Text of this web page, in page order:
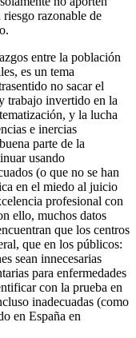
razonable de
entre la población
es un tema
no sacar el
trabajo invertido en la
y la lucha
e inercias
parte de la
usando
(o que no se han
en el miedo al juicio
profesional con
ello, muchos datos
que los centros
que en los públicos:
sean innecesarias
para enfermedades
con la prueba en
inadecuadas (como
en España en